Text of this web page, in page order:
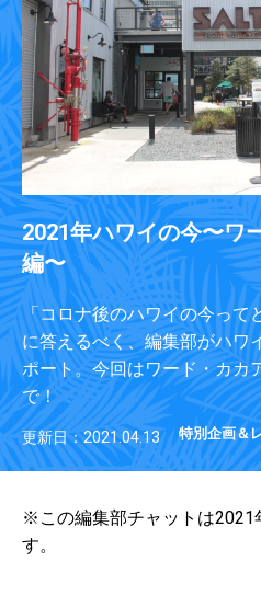
2021年ハワイの今〜ワ
編〜
「コロナ後のハワイの今って
に答えるべく、編集部がハワ
ポート。今回はワード・カカ
で！
更新日：2021.04.13 特別企画＆
※この編集部チャットは2021
す。